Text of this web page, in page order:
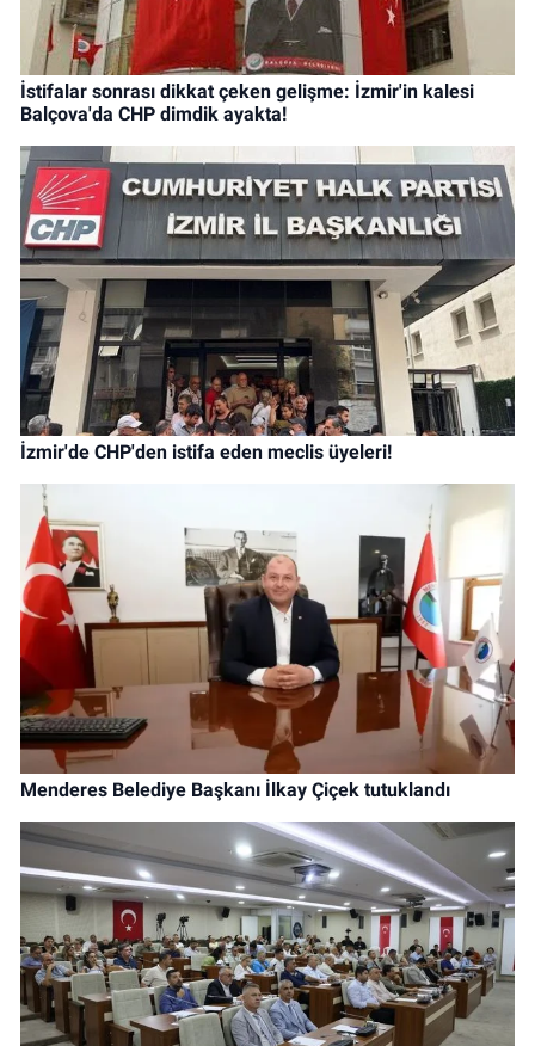
İstifalar sonrası dikkat çeken gelişme: İzmir'in kalesi
Balçova'da CHP dimdik ayakta!
İzmir'de CHP'den istifa eden meclis üyeleri!
Menderes Belediye Başkanı İlkay Çiçek tutuklandı